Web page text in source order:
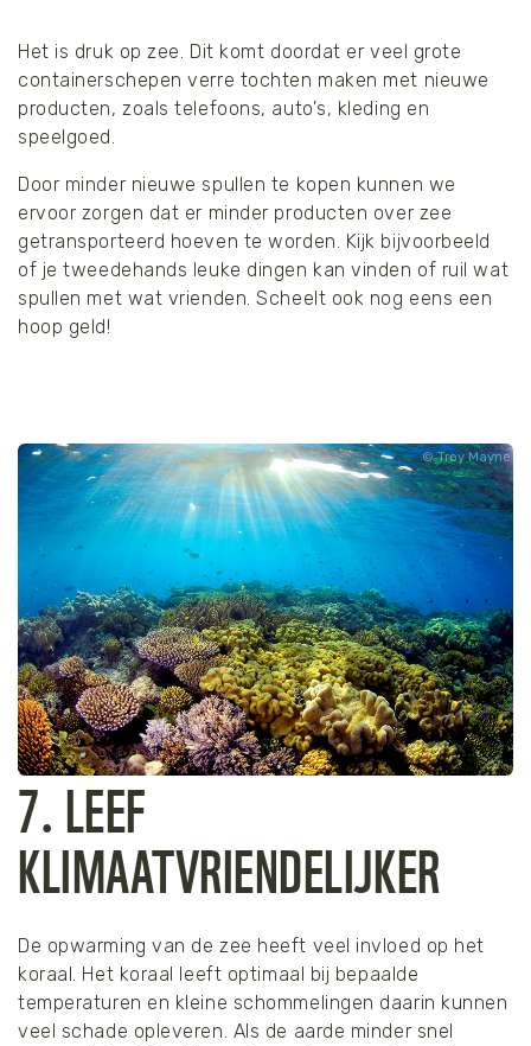
Het is druk op zee. Dit komt doordat er veel grote
containerschepen verre tochten maken met nieuwe
producten, zoals telefoons, auto's, kleding en
speelgoed.
Door minder nieuwe spullen te kopen kunnen we
ervoor zorgen dat er minder producten over zee
getransporteerd hoeven te worden. Kijk bijvoorbeeld
of je tweedehands leuke dingen kan vinden of ruil wat
spullen met wat vrienden. Scheelt ook nog eens een
hoop geld!
Troy Mayne
7. LEEF
KLIMAATVRIENDELIJKER
De opwarming van de zee heeft veel invloed op het
koraal. Het koraal leeft optimaal bij bepaalde
temperaturen en kleine schommelingen daarin kunnen
veel schade opleveren. Als de aarde minder snel